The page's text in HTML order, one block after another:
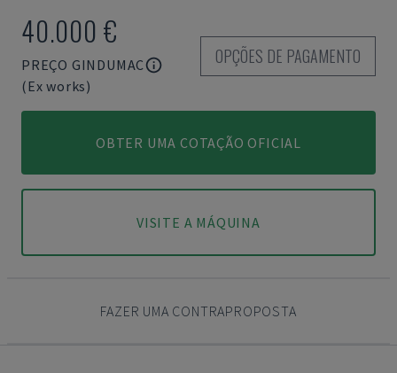
40.000 €
PREÇO GINDUMAC
(Ex works)
OPÇÕES DE PAGAMENTO
OBTER UMA COTAÇÃO OFICIAL
VISITE A MÁQUINA
FAZER UMA CONTRAPROPOSTA